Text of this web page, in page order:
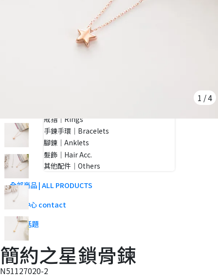
戒指｜Rings
手鍊手環｜Bracelets
腳鍊｜Anklets
髮飾｜Hair Acc.
其他配件｜Others
全部商品 | ALL PRODUCTS
客服中心 contact
Blog話題
1 /4
簡約之星鎖骨鍊
N51127020-2